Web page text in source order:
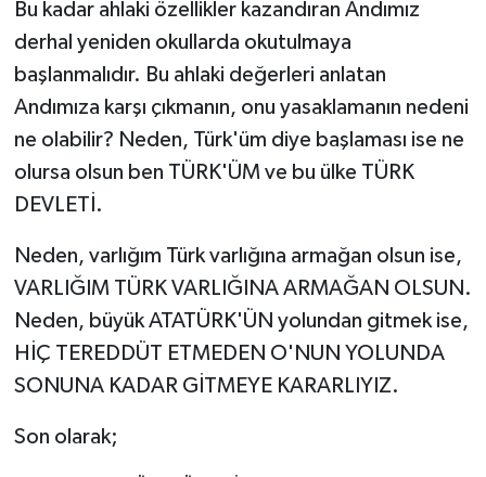
Bu kadar ahlaki özellikler kazandıran Andımız
derhal yeniden okullarda okutulmaya
başlanmalıdır. Bu ahlaki değerleri anlatan
Andımıza karşı çıkmanın, onu yasaklamanın nedeni
ne olabilir? Neden, Türk'üm diye başlaması ise ne
olursa olsun ben TÜRK'ÜM ve bu ülke TÜRK
DEVLETİ.
Neden, varlığım Türk varlığına armağan olsun ise,
VARLIĞIM TÜRK VARLIĞINA ARMAĞAN OLSUN.
Neden, büyük ATATÜRK'ÜN yolundan gitmek ise,
HİÇ TEREDDÜT ETMEDEN O'NUN YOLUNDA
SONUNA KADAR GİTMEYE KARARLIYIZ.
Son olarak;